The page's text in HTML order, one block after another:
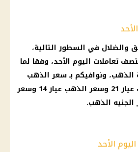
والضلال في السطور التالية،
تعاملات اليوم الأحد، وفقا لما
الذهب، ونوافيكم بـسعر الذهب
عيار 21 وسعرالذهب عيار 14 وسعر
الجنيه الذهب.